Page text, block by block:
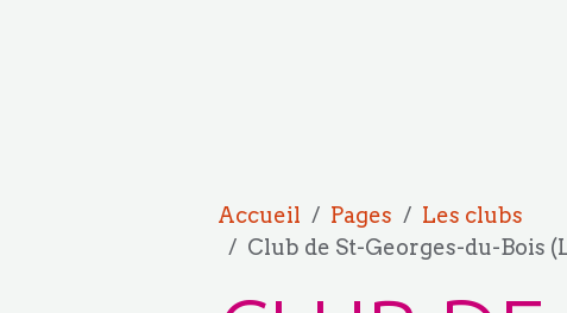
Accueil Pages
Les clubs
Club de St-Georges-du-Bois